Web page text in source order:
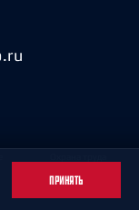
ПРИНЯТЬ